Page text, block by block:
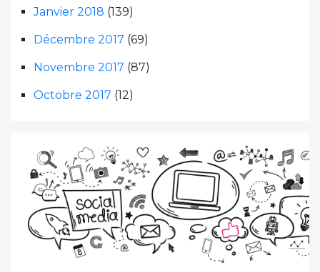
Janvier 2018 (139)
Décembre 2017 (69)
Novembre 2017 (87)
Octobre 2017 (12)